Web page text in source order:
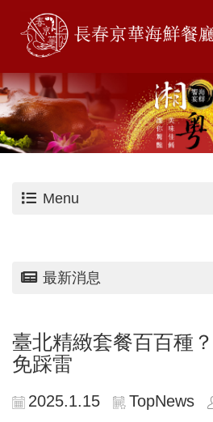
Menu
最新消息
臺北精緻套餐百百種
免踩雷
2025.1.15 TopNews